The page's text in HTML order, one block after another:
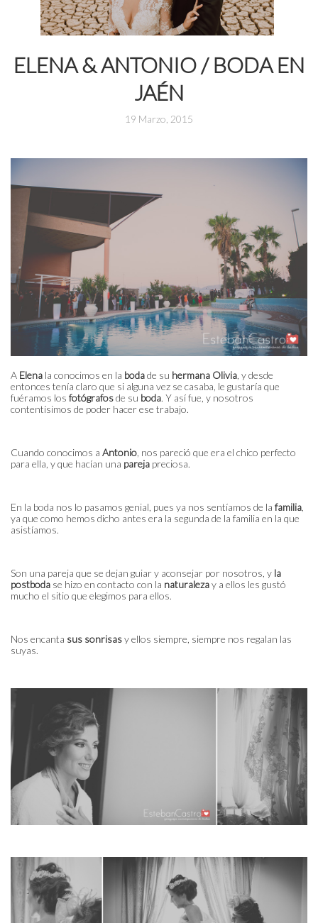
ELENA & ANTONIO / BODA EN
JAÉN
19 Marzo, 2015
A Elena la conocimos en la bodade su hermana Olivia , y desde
entonces tenía claro que si alguna vez se casaba, le gustaría que
fuéramos los fotógrafosde su boda. Y así fue, y nosotros
contentísimos de poder hacer ese trabajo.
Cuando conocimos a Antonio , nos pareció que era el chico perfecto
para ella, y que hacían una pareja preciosa.
En la boda nos lo pasamos genial, pues ya nos sentíamos de la familia
ya que como hemos dicho antes era la segunda de la familia en la que
asistíamos.
Son una pareja que se dejan guiar y aconsejar por nosotros, y la
postboda se hizo en contacto con la naturalezay a ellos les gustó
mucho el sitio que elegimos para ellos.
Nos encanta sus sonrisasy ellos siempre, siempre nos regalan las
suyas.